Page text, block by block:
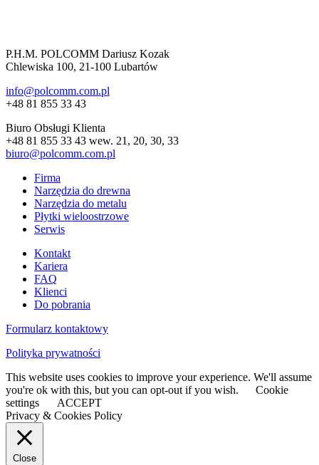
P.H.M. POLCOMM Dariusz Kozak
Chlewiska 100, 21-100 Lubartów
info@polcomm.com.pl
+48 81 855 33 43
Biuro Obsługi Klienta
+48 81 855 33 43 wew. 21, 20, 30, 33
biuro@polcomm.com.pl
Firma
Narzędzia do drewna
Narzędzia do metalu
Płytki wieloostrzowe
Serwis
Kontakt
Kariera
FAQ
Klienci
Do pobrania
Formularz kontaktowy
Polityka prywatności
This website uses cookies to improve your experience. We'll assume
you're ok with this, but you can opt-out if you wish.
Cookie
settings
ACCEPT
Privacy & Cookies Policy
Close